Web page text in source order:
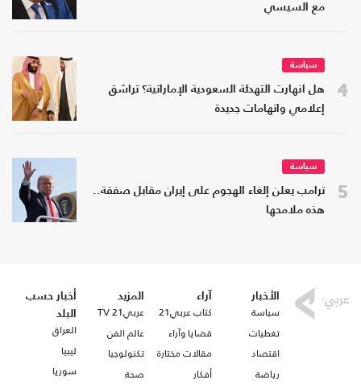
مع السيسي
4
سياسة
هل انهارت التهدئة السعودية الإماراتية؟ تراشق
إعلامي واتهامات جديدة
5
سياسة
ترامب يعلن إلغاء الهجوم على إيران مقابل صفقة..
هذه ملامحها
الأخبار
سياسة
تغطيات
اقتصاد
رياضة
آراء
كتاب عربي21
قضايا وآراء
مقالات مختارة
أفكار
المزيد
عربي21 TV
عالم الفن
تكنولوجيا
صحة
أخبار حسب
البلد
العراق
ليبيا
سوريا